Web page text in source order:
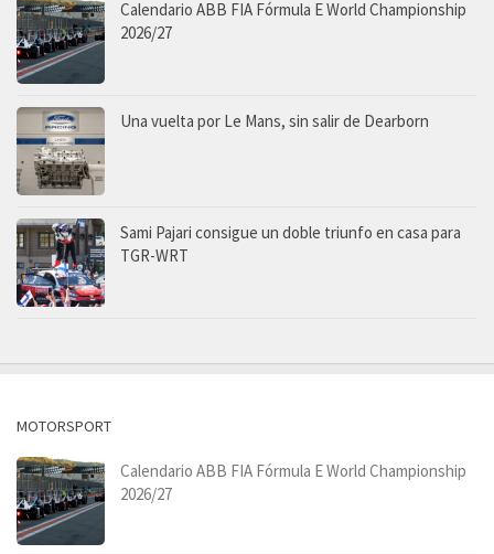
Calendario ABB FIA Fórmula E World Championship
2026/27
Una vuelta por Le Mans, sin salir de Dearborn
Sami Pajari consigue un doble triunfo en casa para
TGR-WRT
MOTORSPORT
Calendario ABB FIA Fórmula E World Championship
2026/27